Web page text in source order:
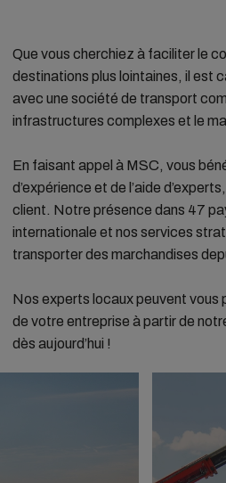
Que vous cherchiez à faciliter le
destinations plus lointaines, il est
avec une société de transport
infrastructures complexes et le
En faisant appel à MSC, vous
d’expérience et de l’aide
client. Notre présence dans 47
internationale et nos services
transporter des marchandises
Nos experts locaux peuvent vous
de votre entreprise à partir de
dès aujourd’hui !